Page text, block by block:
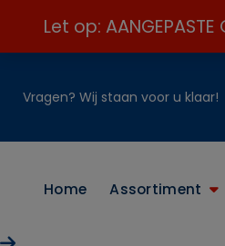
Let op:
Vragen? Wij staan voor u klaar!
Home Assortiment